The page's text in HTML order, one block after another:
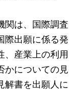
関は、国際調査
際出願に係る発
、産業上の利用
かについての見
解書を出願人に